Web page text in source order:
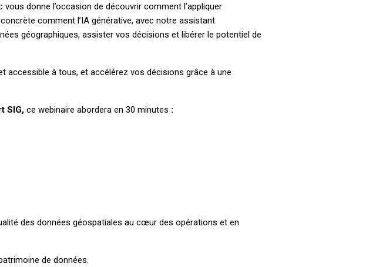
donne l’occasion de découvrir comment l’appliquer
comment l’IA générative, avec notre assistant
géographiques, assister vos décisions et libérer le potentiel de
accessible à tous, et accélérez vos décisions grâce à une
SIG, ce webinaire abordera en 30 minutes :
des données géospatiales au cœur des opérations et en
de données.